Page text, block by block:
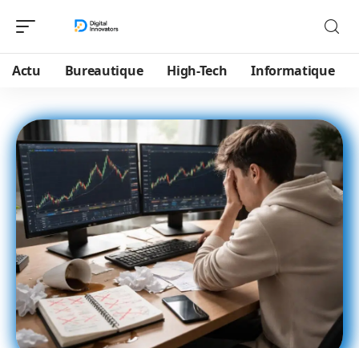
Actu Bureautique High-Tech Informatique